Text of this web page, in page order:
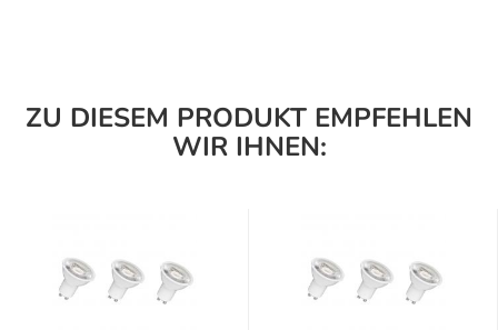
ZU DIESEM PRODUKT EMPFEHLEN
WIR IHNEN: